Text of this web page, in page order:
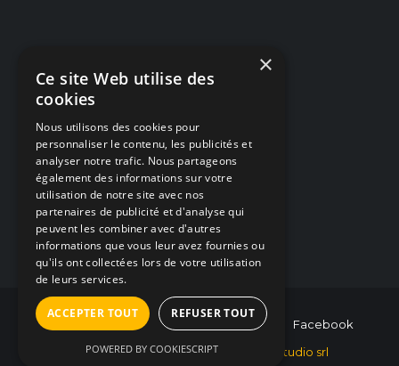
Navigation
Créations Web
Alarmes & Caméras
Articles / Blog
Nous contacter
hello@hybris-studio.be
Facebook
© 2026 Tous droits réservés -
Hybris Studio srl
×
Ce site Web utilise des
cookies
Nous utilisons des cookies pour
personnaliser le contenu, les publicités et
analyser notre trafic. Nous partageons
également des informations sur votre
utilisation de notre site avec nos
partenaires de publicité et d'analyse qui
peuvent les combiner avec d'autres
informations que vous leur avez fournies ou
qu'ils ont collectées lors de votre utilisation
de leurs services.
ACCEPTER TOUT REFUSER TOUT
POWERED BY COOKIESCRIPT